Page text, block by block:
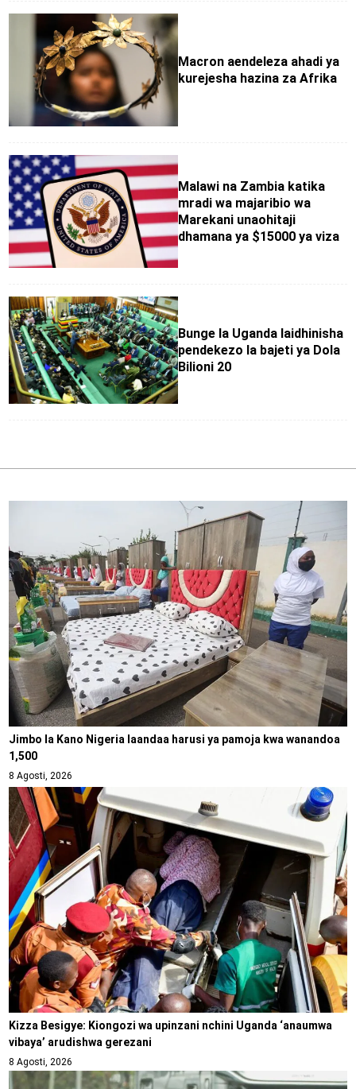
Macron aendeleza ahadi ya
kurejesha hazina za Afrika
Malawi na Zambia katika
mradi wa majaribio wa
Marekani unaohitaji
dhamana ya $15000 ya viza
Bunge la Uganda laidhinisha
pendekezo la bajeti ya Dola
Bilioni 20
Jimbo la Kano Nigeria laandaa harusi ya pamoja kwa wanandoa
1,500
8 Agosti, 2026
Kizza Besigye: Kiongozi wa upinzani nchini Uganda ‘anaumwa
vibaya’ arudishwa gerezani
8 Agosti, 2026